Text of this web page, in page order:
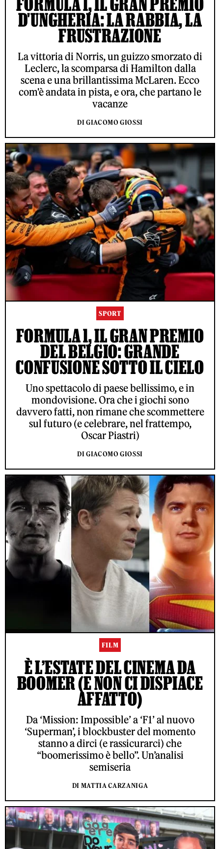
D'UNGHERIA: LA RABBIA, LA
FRUSTRAZIONE
La vittoria di Norris, un guizzo smorzato di
Leclerc, la scomparsa di Hamilton dalla
scena e una brillantissima McLaren. Ecco
com'è andata in pista, e ora, che partano le
vacanze
DI GIACOMO GIOSSI
SPORT
FORMULA 1, IL GRAN PREMIO
DEL BELGIO: GRANDE
CONFUSIONE SOTTO IL CIELO
Uno spettacolo di paese bellissimo, e in
mondovisione. Ora che i giochi sono
davvero fatti, non rimane che scommettere
sul futuro (e celebrare, nel frattempo,
Oscar Piastri)
DI GIACOMO GIOSSI
FILM
È L’ESTATE DEL CINEMA DA
BOOMER (E NON CI DISPIACE
AFFATTO)
Da ‘Mission: Impossible’ a ‘F1’ al nuovo
‘Superman’, i blockbuster del momento
stanno a dirci (e rassicurarci) che
“boomerissimo è bello”. Un’analisi
semiseria
DI MATTIA CARZANIGA